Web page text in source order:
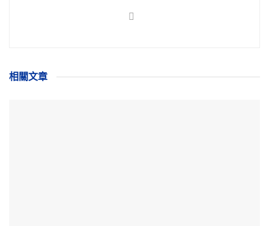
相關文章